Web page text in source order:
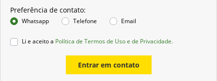
Preferência de contato:
Whatsapp Telefone Email
Li e aceito a Política de Termos de Uso e de Privacidade.
Entrar em contato